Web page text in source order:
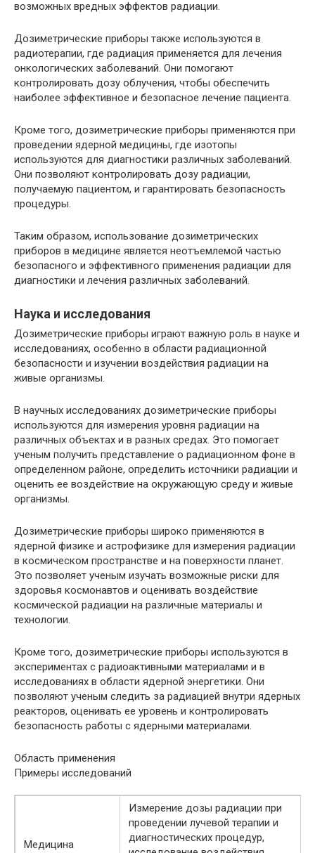
возможных вредных эффектов радиации.
Дозиметрические приборы также используются в
радиотерапии, где радиация применяется для лечения
онкологических заболеваний. Они помогают
контролировать дозу облучения, чтобы обеспечить
наиболее эффективное и безопасное лечение пациента.
Кроме того, дозиметрические приборы применяются при
проведении ядерной медицины, где изотопы
используются для диагностики различных заболеваний.
Они позволяют контролировать дозу радиации,
получаемую пациентом, и гарантировать безопасность
процедуры.
Таким образом, использование дозиметрических
приборов в медицине является неотъемлемой частью
безопасного и эффективного применения радиации для
диагностики и лечения различных заболеваний.
Наука и исследования
Дозиметрические приборы играют важную роль в науке и
исследованиях, особенно в области радиационной
безопасности и изучении воздействия радиации на
живые организмы.
В научных исследованиях дозиметрические приборы
используются для измерения уровня радиации на
различных объектах и в разных средах. Это помогает
ученым получить представление о радиационном фоне в
определенном районе, определить источники радиации и
оценить ее воздействие на окружающую среду и живые
организмы.
Дозиметрические приборы широко применяются в
ядерной физике и астрофизике для измерения радиации
в космическом пространстве и на поверхности планет.
Это позволяет ученым изучать возможные риски для
здоровья космонавтов и оценивать воздействие
космической радиации на различные материалы и
технологии.
Кроме того, дозиметрические приборы используются в
экспериментах с радиоактивными материалами и в
исследованиях в области ядерной энергетики. Они
позволяют ученым следить за радиацией внутри ядерных
реакторов, оценивать ее уровень и контролировать
безопасность работы с ядерными материалами.
Область применения
Примеры исследований
Медицина
Измерение дозы радиации при
проведении лучевой терапии и
диагностических процедур,